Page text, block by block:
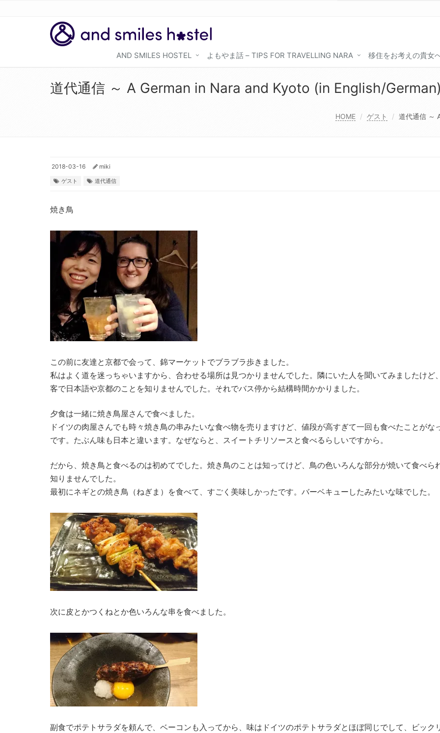
AND SMILES HOSTEL よもやま話 – TIPS FOR TRAVELLING NARA 移住をお考えの貴女
道代通信 ～ A German in Nara and Kyoto (in English/
HOME ゲスト 道代通信 ～
2018-03-16 miki
ゲスト 道代通信
焼き鳥
この前に友達と京都で会って、錦マーケットでブラブラ歩きました。
私はよく道を迷っちゃいますから、合わせる場所は見つかりませんでした。隣にいた人を聞いてみましたけど
客で日本語や京都のことを知りませんでした。それでバス停から結構時間かかりました。
夕食は一緒に焼き鳥屋さんで食べました。
ドイツの肉屋さんでも時々焼き鳥の串みたいな食べ物を売りますけど、値段が高すぎて一回も食べたことがな
です。たぶん味も日本と違います。なぜならと、スイートチリソースと食べるらしいですから。
だから、焼き鳥と食べるのは初めてでした。焼き鳥のことは知ってけど、鳥の色いろんな部分が焼いて食べら
知りませんでした。
最初にネギとの焼き鳥（ねぎま）を食べて、すごく美味しかったです。バーベキューしたみたいな味でした。
次に皮とかつくねとか色いろんな串を食べました。
副食でポテトサラダを頼んで、ベーコンも入ってから、味はドイツのポテトサラダとほぼ同じでして、ビック